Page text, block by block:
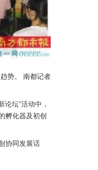
势。 南都记者
坛”活动中，
孵化器及初创
协同发展话